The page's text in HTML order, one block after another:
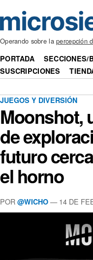
Operando sobre lapercepción
PORTADA SECCIONES/
SUSCRIPCIONES
JUEGOS Y DIVERSIÓN
Moonshot,
de
futuro
el horno
POR @WICHO — 14 DE